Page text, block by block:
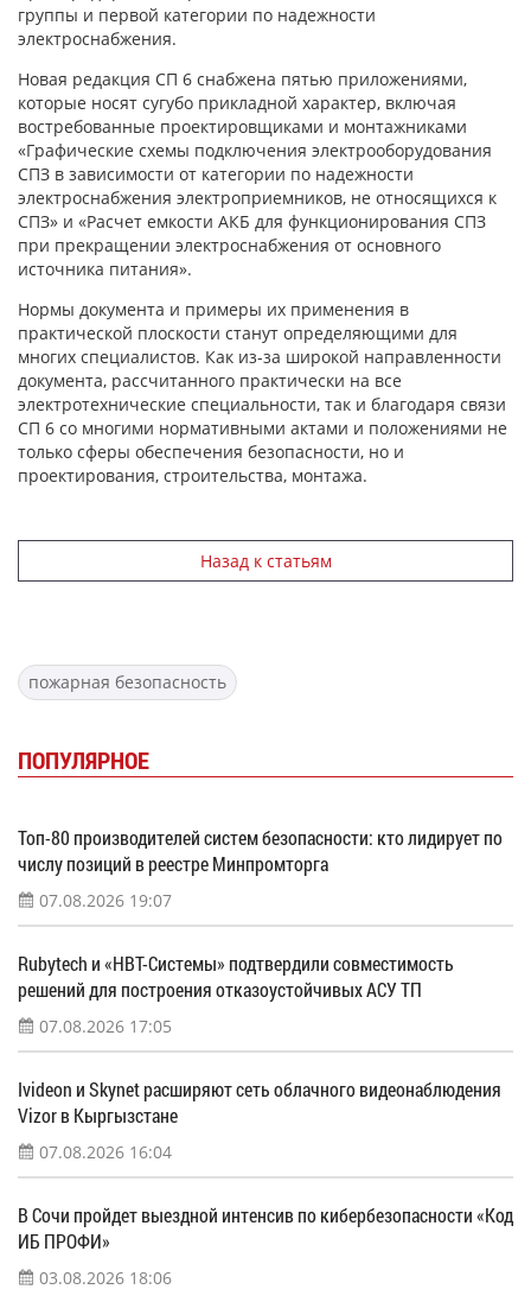
группы и первой категории по надежности
электроснабжения.
Новая редакция СП 6 снабжена пятью приложениями,
которые носят сугубо прикладной характер, включая
востребованные проектировщиками и монтажниками
«Графические схемы подключения электрооборудования
СПЗ в зависимости от категории по надежности
электроснабжения электроприемников, не относящихся к
СПЗ» и «Расчет емкости АКБ для функционирования СПЗ
при прекращении электроснабжения от основного
источника питания».
Нормы документа и примеры их применения в
практической плоскости станут определяющими для
многих специалистов. Как из-за широкой направленности
документа, рассчитанного практически на все
электротехнические специальности, так и благодаря связи
СП 6 со многими нормативными актами и положениями не
только сферы обеспечения безопасности, но и
проектирования, строительства, монтажа.
Назад к статьям
пожарная безопасность
ПОПУЛЯРНОЕ
Топ-80 производителей систем безопасности: кто лидирует по
числу позиций в реестре Минпромторга
07.08.2026 19:07
Rubytech и «НВТ-Системы» подтвердили совместимость
решений для построения отказоустойчивых АСУ ТП
07.08.2026 17:05
Ivideon и Skynet расширяют сеть облачного видеонаблюдения
Vizor в Кыргызстане
07.08.2026 16:04
В Сочи пройдет выездной интенсив по кибербезопасности «Код
ИБ ПРОФИ»
03.08.2026 18:06